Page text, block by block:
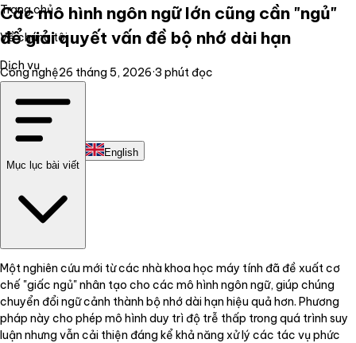
Trang chủ
Về chúng tôi
Dịch vụ
Liên hệ
English
Các mô hình ngôn ngữ lớn cũng cần "ngủ"
để giải quyết vấn đề bộ nhớ dài hạn
Công nghệ26 tháng 5, 2026·3 phút đọc
Mục lục bài viết
Một nghiên cứu mới từ các nhà khoa học máy tính đã đề xuất cơ
chế "giấc ngủ" nhân tạo cho các mô hình ngôn ngữ, giúp chúng
chuyển đổi ngữ cảnh thành bộ nhớ dài hạn hiệu quả hơn. Phương
pháp này cho phép mô hình duy trì độ trễ thấp trong quá trình suy
luận nhưng vẫn cải thiện đáng kể khả năng xử lý các tác vụ phức